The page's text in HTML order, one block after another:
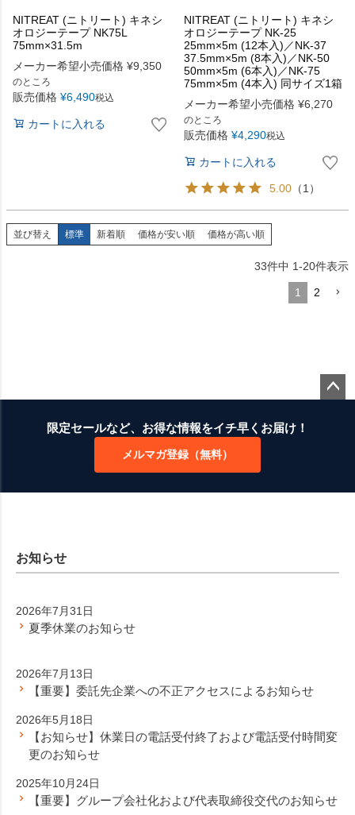
NITREAT (ニトリート) キネシ
オロジーテープ NK75L
75mm×31.5m
メーカー希望小売価格 ¥9,350
のところ
販売価格 ¥6,490税込
カートに入れる
NITREAT (ニトリート) キネシ
オロジーテープ NK-25
25mm×5m (12本入)／NK-37
37.5mm×5m (8本入)／NK-50
50mm×5m (6本入)／NK-75
75mm×5m (4本入) 同サイズ1箱
メーカー希望小売価格 ¥6,270
のところ
販売価格 ¥4,290税込
カートに入れる
5.00 （1）
並び替え 標準 新着順 価格が安い順 価格が高い順
33件中 1-20件表示
1 2
限定セールなど、お得な情報をイチ早くお届け！
メルマガ登録（無料）
お知らせ
2026年7月31日
夏季休業のお知らせ
2026年7月13日
【重要】委託先企業への不正アクセスによるお知らせ
2026年5月18日
【お知らせ】休業日の電話受付終了および電話受付時間変
更のお知らせ
2025年10月24日
【重要】グループ会社化および代表取締役交代のお知らせ